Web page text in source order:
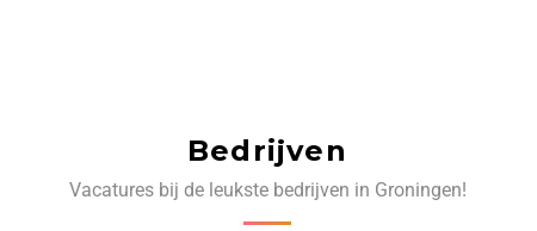
Bedrijven
Vacatures bij de leukste bedrijven in Groningen!